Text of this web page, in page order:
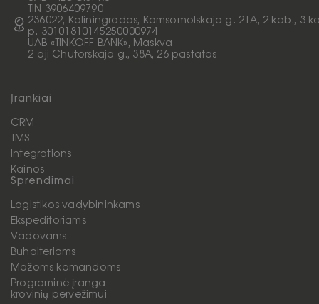
TIN 3906409790
236022, Kaliningradas, Komsomolskaja g. 21A, 2 kab., 3
p. 30101810145250000974
UAB «TINKOFF BANK», Maskva
2-oji Chutorskaja g., 38A, 26 pastatas
Įrankiai
CRM
TMS
Integrations
Kainos
Sprendimai
Logistikos vadybininkams
Ekspeditoriams
Vadovams
Buhalteriams
Mažoms komandoms
Programinė įranga
krovinių pervežimui